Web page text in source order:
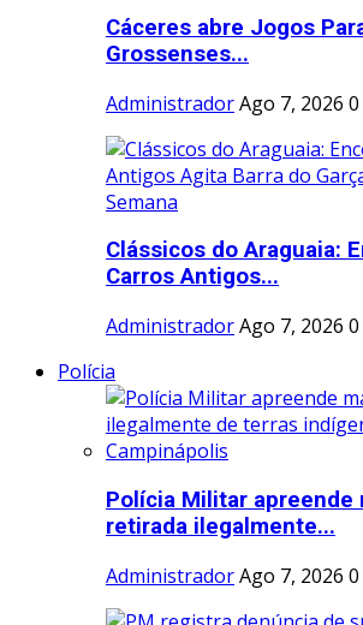
Cáceres abre Jogos
Grossenses...
AdministradorAgo 7, 2026 0
Clássicos do Araguaia:
Carros Antigos...
AdministradorAgo 7, 2026 0
Polícia
Polícia Militar apreende
retirada ilegalmente...
AdministradorAgo 7, 2026 0